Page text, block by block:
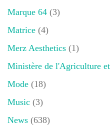
Marque 64 (3)
Matrice (4)
Merz Aesthetics (1)
Ministère de l'Agriculture
Mode (18)
Music (3)
News (638)